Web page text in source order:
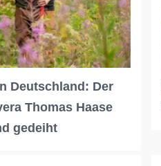
Deutschland: Der
Thomas Haase
gedeiht